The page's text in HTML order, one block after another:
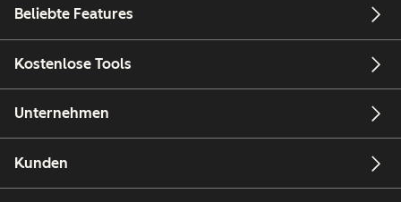
Beliebte Features
Kostenlose Tools
Unternehmen
Kunden